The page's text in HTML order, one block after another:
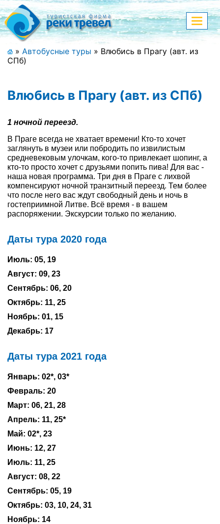
Меню
+7 (911) 182-44-68
Полная версия сайта
Главная
Спецпредложения
Праздничные туры
Страны и направления
Поиск тура
Туры по России
Автобусные туры
Туры на пароме
Авиабилеты
О компании
Отзывы
меню
» Автобусные туры » Влюбись в Прагу (авт. из
СПб)
Влюбись в Прагу (авт. из СПб)
1 ночной переезд.
В Праге всегда не хватает времени! Кто-то хочет
заглянуть в музеи или побродить по извилистым
средневековым улочкам, кого-то привлекает шопинг, а
кто-то просто хочет с друзьями попить пива! Для вас -
наша новая программа. Три дня в Праге с лихвой
компенсируют ночной транзитный переезд. Тем более
что после него вас ждут свободный день и ночь в
гостеприимной Литве. Всё время - в вашем
распоряжении. Экскурсии только по желанию.
Даты тура 2020 года
Июль: 05, 19
Август: 09, 23
Сентябрь: 06, 20
Октябрь: 11, 25
Ноябрь: 01, 15
Декабрь: 17
Даты тура 2021 года
Январь: 02*, 03*
Февраль: 20
Март: 06, 21, 28
Апрель: 11, 25*
Май: 02*, 23
Июнь: 12, 27
Июль: 11, 25
Август: 08, 22
Сентябрь: 05, 19
Октябрь: 03, 10, 24, 31
Ноябрь: 14